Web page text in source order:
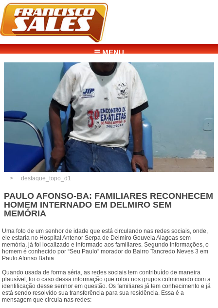
☰ MENU
destaque_topo_d1
PAULO AFONSO-BA: FAMILIARES RECONHECEM
HOMEM INTERNADO EM DELMIRO SEM
MEMÓRIA
Uma foto de um senhor de idade que está circulando nas redes sociais, onde,
ele estaria no Hospital Antenor Serpa de Delmiro Gouveia Alagoas sem
memória, já foi localizado e informado aos familiares. Segundo informações, o
homem é conhecido por “Seu Paulo” morador do Bairro Tancredo Neves 3 em
Paulo Afonso Bahia.
Quando usada de forma séria, as redes sociais tem contribuído de maneira
plausível, foi o caso dessa informação que rolou nos grupos culminando com a
identificação desse senhor em questão. Os familiares já tem conhecimento e já
está sendo resolvido sua transferência para sua residência. Essa é a
mensagem que circula nas redes: